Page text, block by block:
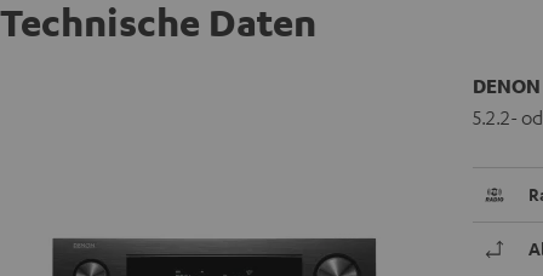
Technische Daten
5.2.2-